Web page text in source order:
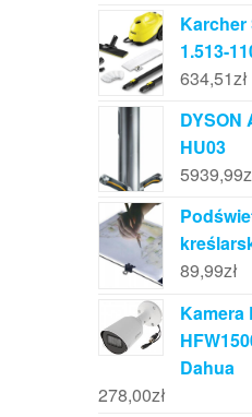
Karcher
1.513-
634,51zł
DYSON
HU03
5939,99
89,99zł
Kamera
Dahua
278,00zł